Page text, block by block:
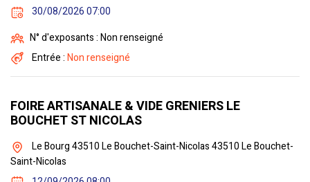
30/08/2026 07:00
N° d'exposants : Non renseigné
Entrée :Non renseigné
FOIRE ARTISANALE & VIDE GRENIERS LE
BOUCHET ST NICOLAS
Le Bourg 43510 Le Bouchet-Saint-Nicolas 43510 Le Bouchet-
Saint-Nicolas